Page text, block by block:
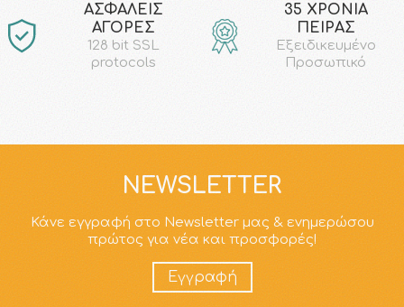
AΣΦΑΛΕΙΣ
ΑΓΟΡΕΣ
128 bit SSL
protocols
35 ΧΡΟΝΙΑ
ΠΕΙΡΑΣ
Εξειδικευμένο
Προσωπικό
NEWSLETTER
Κάνε εγγραφή στο Newsletter μας & ενημερώσου
πρώτος για νέα και προσφορές!
Εγγραφή